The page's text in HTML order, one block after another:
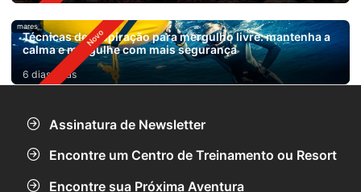
mares
Técnicas de respiração para mergulho livre: mantenha a
calma e mergulhe com mais segurança
6 dias atrás
Assinatura de Newsletter
Encontre um Centro de Treinamento ou Resort
Encontre sua Próxima Aventura